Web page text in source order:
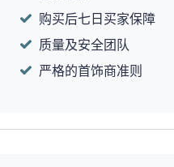
购买后七日买家保障
质量及安全团队
严格的首饰商准则